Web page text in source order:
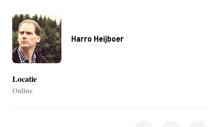
Harro Heijboer
Locatie
Online